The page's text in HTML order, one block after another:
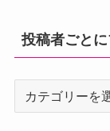
投稿者ごと